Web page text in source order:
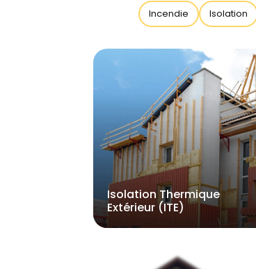
Incendie Isolation
Isolation Thermique
Extérieur (ITE)